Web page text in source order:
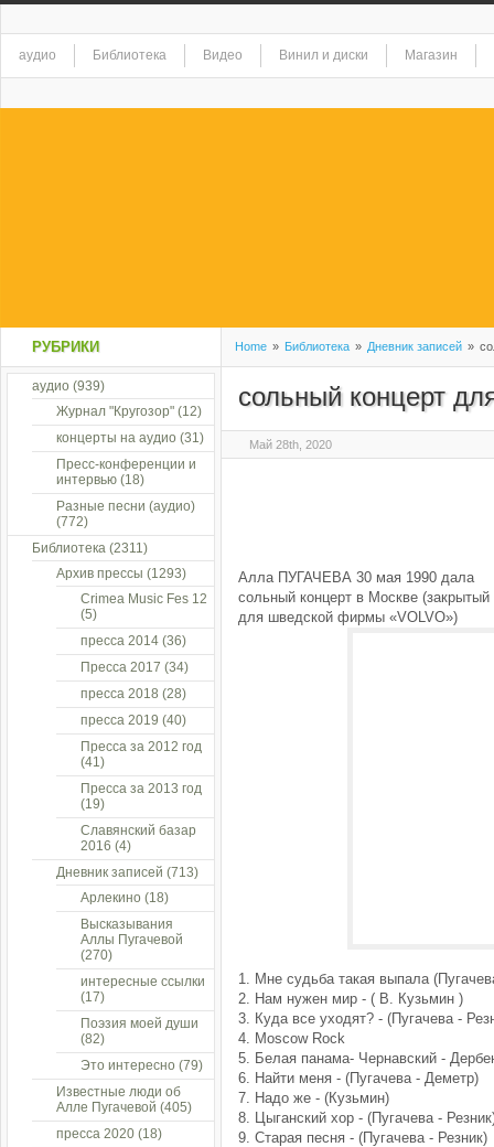
аудио Библиотека Видео Винил и диски Магазин
Home » Библиотека » Дневник записей »
сольный концерт
Май 28th, 2020
Алла ПУГАЧЕВА 30 мая 1990 дала
сольный концерт в Москве (закрытый
для шведской фирмы «VOLVO»)
1. Мне судьба такая выпала
2. Нам нужен мир - ( В. Кузьмин )
3. Куда все уходят? - (Пугачева -
4. Moscow Rock
5. Белая панама- Чернавский -
6. Найти меня - (Пугачева - Деметр)
7. Надо же - (Кузьмин)
8. Цыганский хор - (Пугачева -
9. Старая песня - (Пугачева - Резник)
РУБРИКИ
аудио (939)
Журнал "Кругозор" (12)
концерты на аудио (31)
Пресс-конференции и
интервью (18)
Разные песни (аудио)
(772)
Библиотека (2311)
Архив прессы (1293)
Crimea Music Fes 12
(5)
пресса 2014 (36)
Пресса 2017 (34)
пресса 2018 (28)
пресса 2019 (40)
Пресса за 2012 год
(41)
Пресса за 2013 год
(19)
Славянский базар
2016 (4)
Дневник записей (713)
Арлекино (18)
Высказывания
Аллы Пугачевой
(270)
интересные ссылки
(17)
Поэзия моей души
(82)
Это интересно (79)
Известные люди об
Алле Пугачевой (405)
пресса 2020 (18)